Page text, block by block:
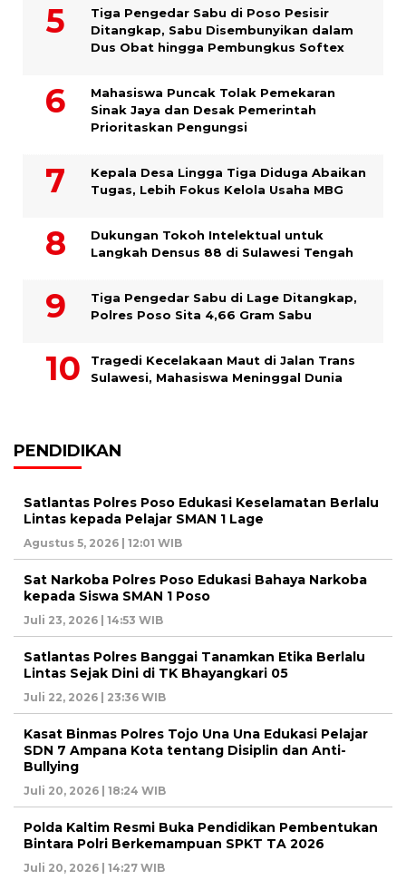
Tiga Pengedar Sabu di Poso Pesisir
Ditangkap, Sabu Disembunyikan dalam
Dus Obat hingga Pembungkus Softex
Mahasiswa Puncak Tolak Pemekaran
Sinak Jaya dan Desak Pemerintah
Prioritaskan Pengungsi
Kepala Desa Lingga Tiga Diduga Abaikan
Tugas, Lebih Fokus Kelola Usaha MBG
Dukungan Tokoh Intelektual untuk
Langkah Densus 88 di Sulawesi Tengah
Tiga Pengedar Sabu di Lage Ditangkap,
Polres Poso Sita 4,66 Gram Sabu
Tragedi Kecelakaan Maut di Jalan Trans
Sulawesi, Mahasiswa Meninggal Dunia
PENDIDIKAN
Satlantas Polres Poso Edukasi Keselamatan Berlalu
Lintas kepada Pelajar SMAN 1 Lage
Agustus 5, 2026 | 12:01 WIB
Sat Narkoba Polres Poso Edukasi Bahaya Narkoba
kepada Siswa SMAN 1 Poso
Juli 23, 2026 | 14:53 WIB
Satlantas Polres Banggai Tanamkan Etika Berlalu
Lintas Sejak Dini di TK Bhayangkari 05
Juli 22, 2026 | 23:36 WIB
Kasat Binmas Polres Tojo Una Una Edukasi Pelajar
SDN 7 Ampana Kota tentang Disiplin dan Anti-
Bullying
Juli 20, 2026 | 18:24 WIB
Polda Kaltim Resmi Buka Pendidikan Pembentukan
Bintara Polri Berkemampuan SPKT TA 2026
Juli 20, 2026 | 14:27 WIB